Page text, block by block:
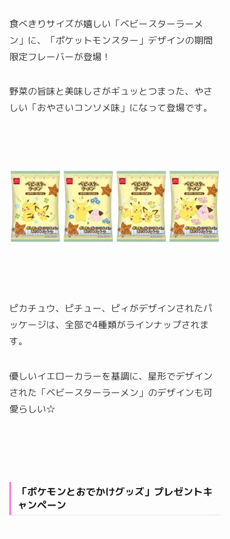
食べきりサイズが嬉しい「ベビースターラーメ
ン」に、「ポケットモンスター」デザインの期間
限定フレーバーが登場！
野菜の旨味と美味しさがギュッとつまった、やさ
しい「おやさいコンソメ味」になって登場です。
ピカチュウ、ピチュー、ピィがデザインされたパ
ッケージは、全部で4種類がラインナップされま
す。
優しいイエローカラーを基調に、星形でデザイン
された「ベビースターラーメン」のデザインも可
愛らしい☆
「ポケモンとおでかけグッズ」プレゼントキ
ャンペーン